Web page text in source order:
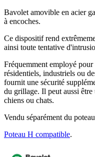
Bavolet amovible en acier
à encoches.
Ce dispositif rend
ainsi toute tentative
Fréquemment employé pour
résidentiels, industriels ou
fournit une sécurité
du grillage. Il peut aussi
chiens ou chats.
Vendu séparément du
Poteau H compatible.